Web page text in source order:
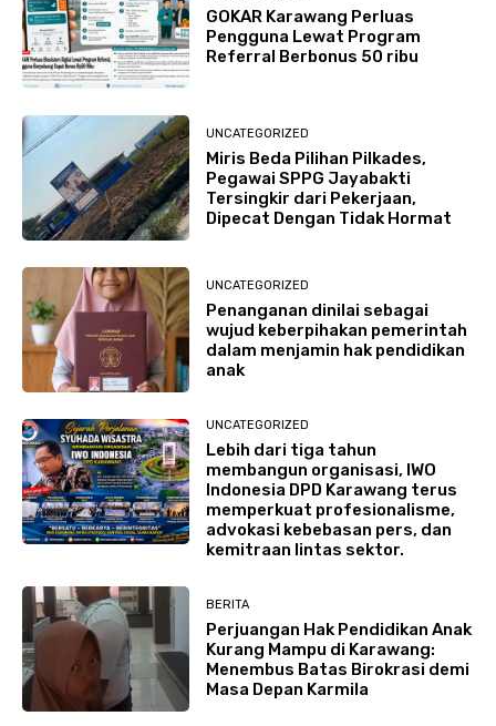
GOKAR Karawang Perluas
Pengguna Lewat Program
Referral Berbonus 50 ribu
UNCATEGORIZED
Miris Beda Pilihan Pilkades,
Pegawai SPPG Jayabakti
Tersingkir dari Pekerjaan,
Dipecat Dengan Tidak Hormat
UNCATEGORIZED
Penanganan dinilai sebagai
wujud keberpihakan pemerintah
dalam menjamin hak pendidikan
anak
UNCATEGORIZED
Lebih dari tiga tahun
membangun organisasi, IWO
Indonesia DPD Karawang terus
memperkuat profesionalisme,
advokasi kebebasan pers, dan
kemitraan lintas sektor.
BERITA
Perjuangan Hak Pendidikan Anak
Kurang Mampu di Karawang:
Menembus Batas Birokrasi demi
Masa Depan Karmila